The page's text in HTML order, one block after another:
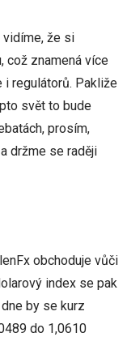
vidíme, že si
což znamená více
regulátorů. Pakliže
svět to bude
prosím,
držme se raději
obchoduje vůči
index se pak
by se kurz
do 1,0610